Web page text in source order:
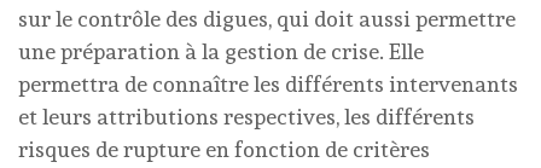
sur le contrôle des digues, qui doit aussi permettre
une préparation à la gestion de crise. Elle
permettra de connaître les différents intervenants
et leurs attributions respectives, les différents
risques de rupture en fonction de critères